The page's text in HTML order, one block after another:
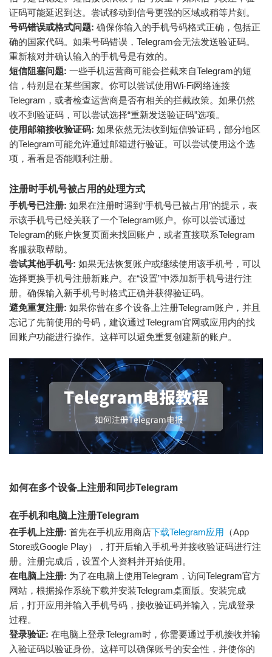
证码可能延迟到达。尝试移动到信号更强的区域或稍等片刻。
号码错误或格式问题: 确保你输入的手机号码格式正确，包括正
确的国家代码。如果号码错误，Telegram会无法发送验证码。
重新核对并确认输入的手机号是有效的。
短信阻塞问题: 一些手机运营商可能会拦截来自Telegram的短
信，特别是在某些国家。你可以尝试使用Wi-Fi网络连接
Telegram，或者检查运营商是否有相关的拦截政策。如果仍然
收不到验证码，可以尝试选择“重新发送验证码”选项。
使用邮箱接收验证码: 如果依然无法收到短信验证码，部分地区
的Telegram可能允许通过邮箱进行验证。可以尝试使用这个选
项，看看是否能顺利注册。
注册时手机号被占用的处理方式
手机号已注册: 如果在注册时遇到“手机号已被占用”的提示，表
示该手机号已经关联了一个Telegram账户。你可以尝试通过
Telegram的账户恢复页面来找回账户，或者直接联系Telegram
客服获取帮助。
尝试其他手机号: 如果无法恢复账户或继续使用该手机号，可以
选择更换手机号注册新账户。在“设置”中添加新手机号进行注
册。确保输入新手机号时格式正确并获得验证码。
避免重复注册: 如果你曾在多个设备上注册Telegram账户，并且
忘记了先前使用的号码，建议通过Telegram官网或应用内的找
回账户功能进行操作。这样可以避免重复创建新的账户。
如何在多个设备上注册和同步Telegram
在手机和电脑上注册Telegram
在手机上注册: 首先在手机应用商店下载Telegram应用 （App
Store或Google Play），打开后输入手机号并接收验证码进行注
册。注册完成后，设置个人资料并开始使用。
在电脑上注册: 为了在电脑上使用Telegram，访问Telegram官方
网站，根据操作系统下载并安装Telegram桌面版。安装完成
后，打开应用并输入手机号码，接收验证码并输入，完成登录
过程。
登录验证: 在电脑上登录Telegram时，你需要通过手机接收并输
入验证码以验证身份。这样可以确保账号的安全性，并使你的